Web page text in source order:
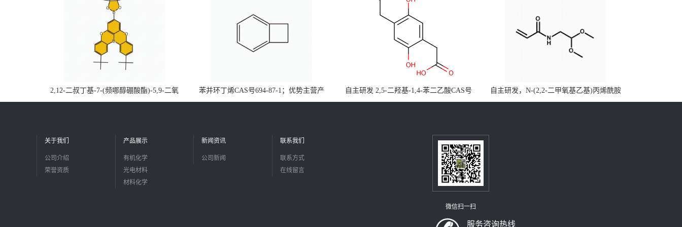
2,12-二叔丁基-7-(频哪醇硼酸酯)-5,9-二氧
杂-13b-硼萘并[3,2,1-de]蒽CAS号2648896-
苯并环丁烯CAS号694-87-1；优势主营产
品，现货直发，大小包装均可
自主研发 2,5-二羟基-1,4-苯二乙酸CAS号
5488-16-4；公斤级现货优势供应，质量保
自主研发，N-(2,2-二甲氧基乙基)丙烯酰胺
CAS号49707-23-5；丙烯酰胺类单体优势供
关于我们
公司介绍
荣誉资质
产品展示
有机化学
光电材料
材料化学
新闻资讯
公司新闻
联系我们
联系方式
在线留言
微信扫一扫
服务咨询热线